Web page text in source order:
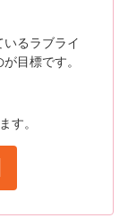
るラブライ
目標です。
す。